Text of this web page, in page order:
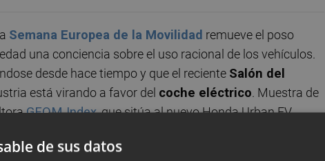
Semana Europea de la Movilidad remueve el poso
una conciencia sobre el uso racional de los vehículos.
desde hace tiempo y que el reciente Salón del
está virando a favor del coche eléctrico. Muestra de
GEOM Index, que sitúa al nuevo Honda Urban EV
de España en la edición de 2017.
de sus datos